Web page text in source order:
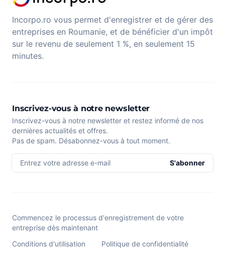
Incorpo.ro vous permet d'enregistrer et de gérer des
entreprises en Roumanie, et de bénéficier d'un impôt
sur le revenu de seulement 1 %, en seulement 15
minutes.
Inscrivez-vous à notre newsletter
Inscrivez-vous à notre newsletter et restez informé de nos
dernières actualités et offres.
Pas de spam. Désabonnez-vous à tout moment.
Entrez votre adresse e-mail S'abonner
Commencez le processus d'enregistrement de votre
entreprise dès maintenant
Conditions d'utilisation
Politique de confidentialité